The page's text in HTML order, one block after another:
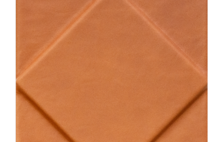
variations.
Les
peuvent